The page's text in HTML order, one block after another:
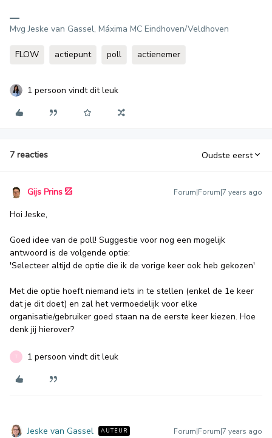
Mvg Jeske van Gassel, Máxima MC Eindhoven/Veldhoven
FLOW actiepunt poll actienemer
1 persoon vindt dit leuk
7 reacties Oudste eerst
Gijs Prins Forum|Forum|7 years ago
Hoi Jeske,
Goed idee van de poll! Suggestie voor nog een mogelijk
antwoord is de volgende optie:
'Selecteer altijd de optie die ik de vorige keer ook heb gekozen'
Met die optie hoeft niemand iets in te stellen (enkel de 1e keer
dat je dit doet) en zal het vermoedelijk voor elke
organisatie/gebruiker goed staan na de eerste keer kiezen. Hoe
denk jij hierover?
T 1 persoon vindt dit leuk
Jeske van Gassel AUTEUR Forum|Forum|7 years ago